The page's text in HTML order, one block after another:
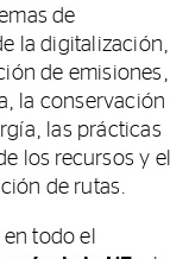
de
la digitalización,
de emisiones,
la conservación
las prácticas
los recursos y el
de rutas.
todo el